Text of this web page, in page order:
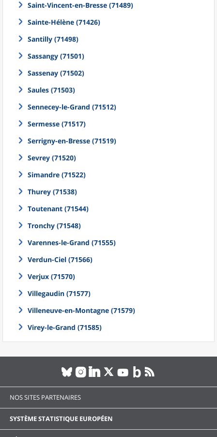
Saint-Vincent-en-Bresse (71489)
Sainte-Hélène (71426)
Santilly (71498)
Sassangy (71501)
Sassenay (71502)
Saules (71503)
Sennecey-le-Grand (71512)
Sermesse (71517)
Serrigny-en-Bresse (71519)
Sevrey (71520)
Simandre (71522)
Thurey (71538)
Toutenant (71544)
Tronchy (71548)
Varennes-le-Grand (71555)
Verdun-Ciel (71566)
Verjux (71570)
Villegaudin (71577)
Villeneuve-en-Montagne (71579)
Virey-le-Grand (71585)
NOS SITES PARTENAIRES
SYSTÈME STATISTIQUE EUROPÉEN